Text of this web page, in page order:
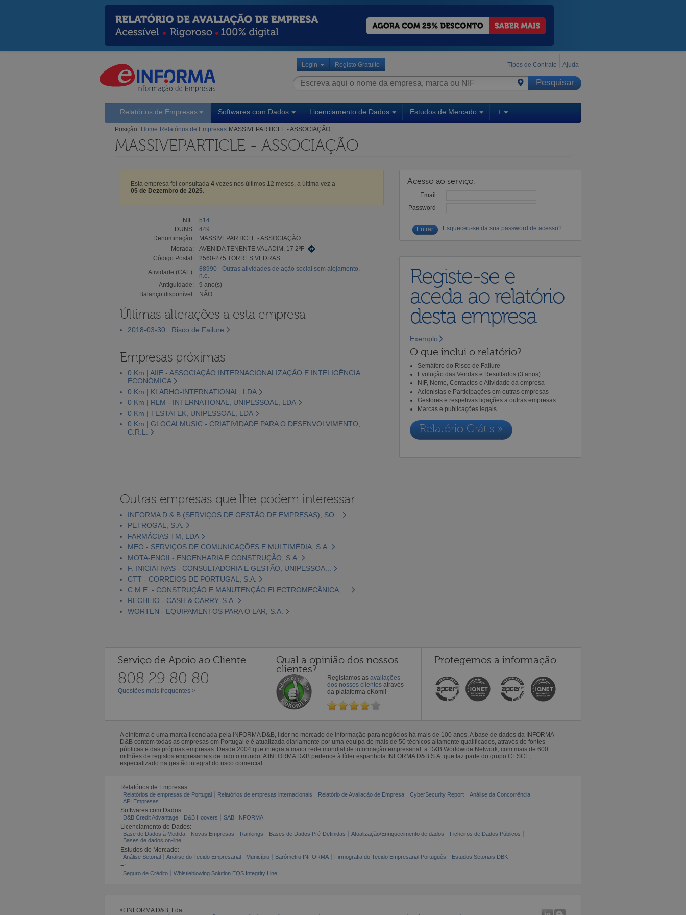
Login Registo Gratuito Tipos de Contrato Ajuda
Relatórios de Empresas Softwares com Dados Licenciamento de Dados Estudos de Mercado +
Posição: Home Relatórios de Empresas MASSIVEPARTICLE - ASSOCIAÇÃO
MASSIVEPARTICLE - ASSOCIAÇÃO
Esta empresa foi consultada 4 vezes nos últimos 12 meses, a última vez a
05 de Dezembro de 2025
NIF:
514...
DUNS:
449...
Denominação:
MASSIVEPARTICLE - ASSOCIAÇÃO
Morada:
AVENIDA TENENTE VALADIM, 17 2ºF
Código Postal:
2560-275 TORRES VEDRAS
Atividade (CAE):
88990 - Outras atividades de ação social sem alojamento,
n.e.
Antiguidade:
9 ano(s)
Balanço disponível:
NÃO
Últimas alterações a esta empresa
2018-03-30 : Risco de Failure
Empresas próximas
0 Km | AIIE - ASSOCIAÇÃO INTERNACIONALIZAÇÃO E INTELIGÊNCIA
ECONÓMICA
0 Km | KLARHO-INTERNATIONAL, LDA
0 Km | RLM - INTERNATIONAL, UNIPESSOAL, LDA
0 Km | TESTATEK, UNIPESSOAL, LDA
0 Km | GLOCALMUSIC - CRIATIVIDADE PARA O DESENVOLVIMENTO,
C.R.L.
Acesso ao serviço:
Email
Password
Esqueceu-se da sua password de acesso?
Registe-se e
aceda ao relatório
desta empresa
Exemplo
O que inclui o relatório?
Semáforo do Risco de Failure
Evolução das Vendas e Resultados (3 anos)
NIF, Nome, Contactos e Atividade da empresa
Acionistas e Participações em outras empresas
Gestores e respetivas ligações a outras empresas
Marcas e publicações legais
Relatório Grátis »
Outras empresas que lhe podem interessar
INFORMA D & B (SERVIÇOS DE GESTÃO DE EMPRESAS), SO...
PETROGAL, S.A.
FARMÁCIAS TM, LDA
MEO - SERVIÇOS DE COMUNICAÇÕES E MULTIMÉDIA, S.A.
MOTA-ENGIL- ENGENHARIA E CONSTRUÇÃO, S.A.
F. INICIATIVAS - CONSULTADORIA E GESTÃO, UNIPESSOA...
CTT - CORREIOS DE PORTUGAL, S.A.
C.M.E. - CONSTRUÇÃO E MANUTENÇÃO ELECTROMECÂNICA, ...
RECHEIO - CASH & CARRY, S.A.
WORTEN - EQUIPAMENTOS PARA O LAR, S.A.
Serviço de Apoio ao Cliente
808 29 80 80
Questões mais frequentes >
Qual a opinião dos nossos
clientes?
Registamos as avaliações
dos nossos clientes através
da plataforma eKomi!
Protegemos a informação
A eInforma é uma marca licenciada pela INFORMA D&B, líder no mercado de informação para negócios há mais de 100 anos. A base de dados da INFORMA
D&B contém todas as empresas em Portugal e é atualizada diariamente por uma equipa de mais de 50 técnicos altamente qualificados, através de fontes
públicas e das próprias empresas. Desde 2004 que integra a maior rede mundial de informação empresarial: a D&B Worldwide Network, com mais de 600
milhões de registos empresariais de todo o mundo. A INFORMA D&B pertence à líder espanhola INFORMA D&B S.A. que faz parte do grupo CESCE,
especializado na gestão integral do risco comercial.
Relatórios de Empresas:
Relatórios de empresas de Portugal Relatórios de empresas internacionais Relatório de Avaliação de Empresa CyberSecurity Report
Análise da Concorrência
API Empresas
Softwares com Dados:
D&B Credit Advantage D&B Hoovers SABI INFORMA
Licenciamento de Dados:
Base de Dados à Medida Novas Empresas Rankings Bases de Dados Pré-Definidas Atualização/Enriquecimento de dados
Ficheiros de Dados Públicos
Bases de dados on-line
Estudos de Mercado:
Análise Setorial Análise do Tecido Empresarial - Município Barómetro INFORMA Firmografia do Tecido Empresarial Português Estudos Setoriais DBK
+:
Seguro de Crédito Whistleblowing Solution EQS Integrity Line
© INFORMA D&B, Lda